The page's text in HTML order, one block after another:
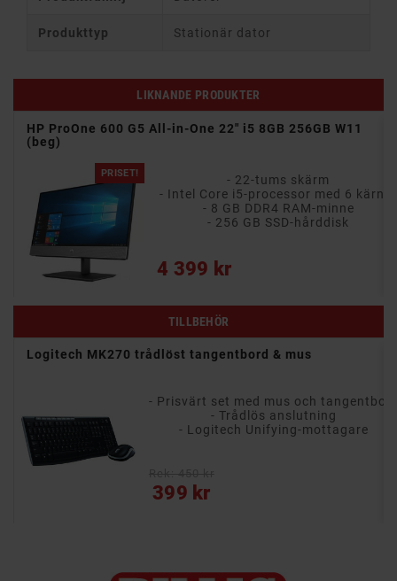
Produkttyp Stationär dator
LIKNANDE PRODUKTER
HP ProOne 600 G5 All-in-One 22" i5 8GB 256GB W11
(beg)
PRISET!
- 22-tums skärm
- Intel Core i5-processor med 6 kärnor
- 8 GB DDR4 RAM-minne
- 256 GB SSD-hårddisk
4 399 kr
Pris
TILLBEHÖR
Logitech MK270 trådlöst tangentbord & mus
- Prisvärt set med mus och
- Trådlös anslutning
- Logitech Unifying-mottagare
399 kr
Pris